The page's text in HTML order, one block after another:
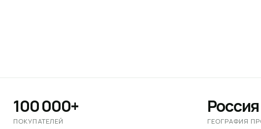
100 000+
ПОКУПАТЕЛЕЙ
Россия
ГЕОГРАФИЯ